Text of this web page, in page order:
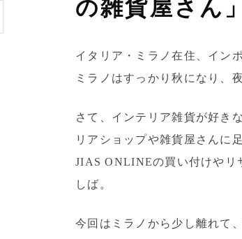
の雑貨屋さん」
イタリア・ミラノ在住、イン
ミラノはすっかり秋になり、
さて、インテリア雑貨が好き
リアショップや雑貨屋さんに
JIAS ONLINEの買い付けやリ
しば。
今回はミラノから少し離れて